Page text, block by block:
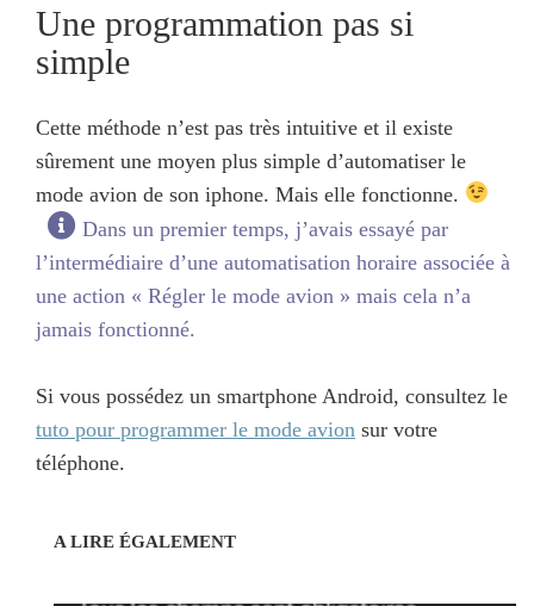
Une programmation pas si
simple
Cette méthode n’est pas très intuitive et il existe
sûrement une moyen plus simple d’automatiser le
mode avion de son iphone. Mais elle fonctionne.
Dans un premier temps, j’avais essayé par
l’intermédiaire d’une automatisation horaire associée à
une action « Régler le mode avion » mais cela n’a
jamais fonctionné.
Si vous possédez un smartphone Android, consultez le
tuto pour programmer le mode avion sur votre
téléphone.
A LIRE ÉGALEMENT